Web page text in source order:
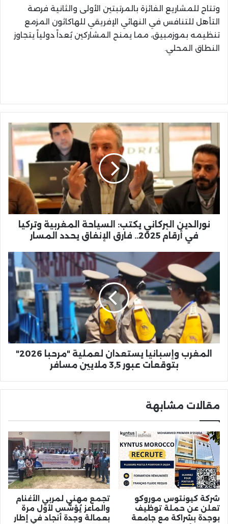
وتتاح للمشاريع الفائزة بالمرتبتين الأولى والثانية فرصة
التأهل للتنافس في النهائي الإفريقي للهاكاثون المزمع
تنظيمه بموزمبيق، مما يمنح المشاركين بُعداً دولياً يتجاوز
النطاق المحلي.
نورالدين
البركاني
يكتب:
السياحة
المغربية
وتركيا
في
أرقام
2025..
فارق
المسار
نورالدين البركاني يكتب: السياحة المغربية وتركيا
في أرقام 2025.. فارق الإنفاق يحدد المسار
المغرب
وإسبانيا
يستعدان
لعملية
"مرحبا
2026"
بتوقعات
عبور
3,5
ملايين
المغرب وإسبانيا يستعدان لعملية "مرحبا 2026"
بتوقعات عبور 3,5 ملايين مسافر
مقالات مشابهة
شركة كيونتوس موروكو
تعلن عن حملة توظيف
بوجدة بشراكة مع جامعة
تجمع مهني لمربي الأغنام
والماعز يُؤسَّس لأول مرة
بعمالة وجدة أنجاد في إطار